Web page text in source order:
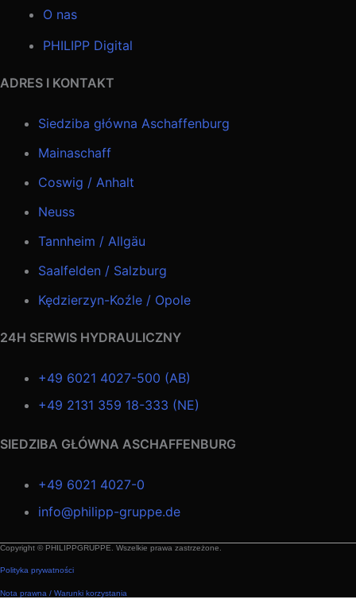
O nas
PHILIPP Digital
ADRES I KONTAKT
Siedziba główna Aschaffenburg
Mainaschaff
Coswig / Anhalt
Neuss
Tannheim / Allgäu
Saalfelden / Salzburg
Kędzierzyn-Koźle / Opole
24H SERWIS HYDRAULICZNY
+49 6021 4027-500 (AB)
+49 2131 359 18-333 (NE)
SIEDZIBA GŁÓWNA ASCHAFFENBURG
+49 6021 4027-0
info@philipp-gruppe.de
Copyright © PHILIPPGRUPPE. Wszelkie prawa zastrzeżone.
Polityka prywatności
Nota prawna / Warunki korzystania